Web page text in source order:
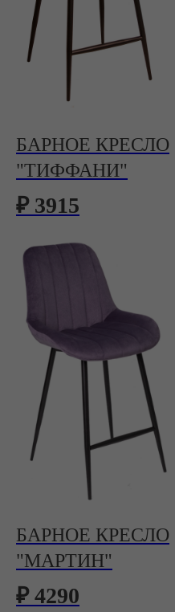
БАРНОЕ КРЕСЛО
"ТИФФАНИ"
₽ 3915
БАРНОЕ КРЕСЛО
"МАРТИН"
₽ 4290